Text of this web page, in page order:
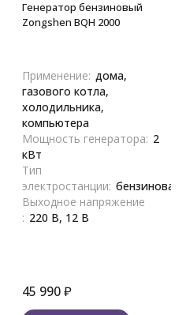
Генератор бензиновый
Zongshen BQH 2000
Применение: дома,
газового котла,
холодильника,
компьютера
Мощность генератора: 2
кВт
Тип
электростанции: бензиновая
Выходное напряжение
: 220 В, 12 В
45 990₽